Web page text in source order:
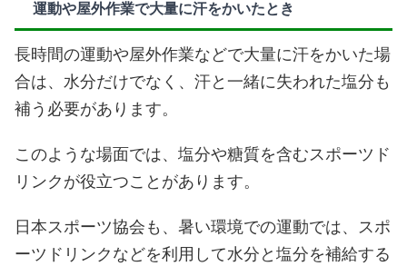
運動や屋外作業で大量に汗をかいたとき
長時間の運動や屋外作業などで大量に汗をかいた場
合は、水分だけでなく、汗と一緒に失われた塩分も
補う必要があります。
このような場面では、塩分や糖質を含むスポーツド
リンクが役立つことがあります。
日本スポーツ協会も、暑い環境での運動では、スポ
ーツドリンクなどを利用して水分と塩分を補給する